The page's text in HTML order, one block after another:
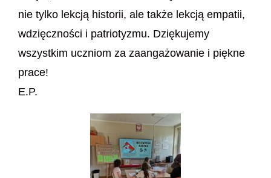
nie tylko lekcją historii, ale także lekcją empatii,
wdzięczności i patriotyzmu. Dziękujemy
wszystkim uczniom za zaangażowanie i piękne
prace!
E.P.